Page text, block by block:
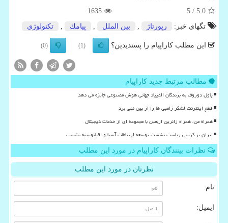
5.0
/ 5
1635
تگهای خبر:
رپورتاژ بین الملل پیامك تكنولوژی
این مطلب کاراپیام را پسندیدین؟ (1)
(0)
مطالب مرتبط جدید کاراپیام
پاول دوروف به برندگان المپیاد جهانی هوش مصنوعی جایزه می دهد
قطع اینترنت لشکر زامبی ها را از بین نمی برد
همراه من، همراه زائرین اربعین با مجموعه ای از خدمات دیجیتال
ایران بر کرسی ریاست نشست توسعه ارتباطات آسیا و اقیانوسیه نشست
نظرات بینندگان کاراپیام در مورد این مطلب
نظرتان در مورد این مطلب
نام:
ایمیل: